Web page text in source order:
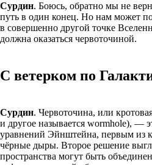
Сурдин. Боюсь, обратно мы не
путь в один конец. Но нам может
в совершенно другой точке
должна оказаться червоточиной.
С ветерком по
Сурдин. Червоточина, или
и другое называется wormhole), —
уравнений Эйнштейна, первым из
чёрные дыры. Второе решение
пространства могут быть